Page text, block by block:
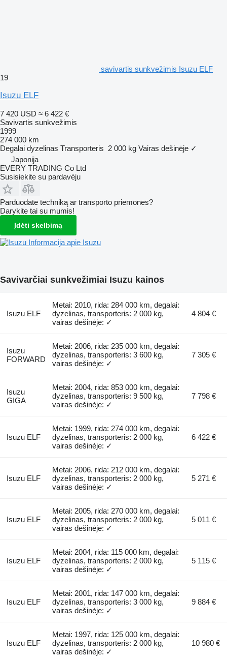
savivartis sunkvežimis Isuzu ELF
19
Isuzu ELF
7 420 USD ≈ 6 422 €
Savivartis sunkvežimis
1999
274 000 km
Degalai dyzelinas Transporteris 2 000 kg Vairas dešinėje ✓
Japonija
EVERY TRADING Co Ltd
Susisiekite su pardavėju
Parduodate techniką ar transporto priemones?
Darykite tai su mumis!
Įdėti skelbimą
Informacija apie Isuzu
Savivarčiai sunkvežimiai Isuzu kainos
Isuzu ELF
Metai: 2010, rida: 284 000 km, degalai:
dyzelinas, transporteris: 2 000 kg,
vairas dešinėje: ✓
4 804 €
Isuzu
FORWARD
Metai: 2006, rida: 235 000 km, degalai:
dyzelinas, transporteris: 3 600 kg,
vairas dešinėje: ✓
7 305 €
Isuzu
GIGA
Metai: 2004, rida: 853 000 km, degalai:
dyzelinas, transporteris: 9 500 kg,
vairas dešinėje: ✓
7 798 €
Isuzu ELF
Metai: 1999, rida: 274 000 km, degalai:
dyzelinas, transporteris: 2 000 kg,
vairas dešinėje: ✓
6 422 €
Isuzu ELF
Metai: 2006, rida: 212 000 km, degalai:
dyzelinas, transporteris: 2 000 kg,
vairas dešinėje: ✓
5 271 €
Isuzu ELF
Metai: 2005, rida: 270 000 km, degalai:
dyzelinas, transporteris: 2 000 kg,
vairas dešinėje: ✓
5 011 €
Isuzu ELF
Metai: 2004, rida: 115 000 km, degalai:
dyzelinas, transporteris: 2 000 kg,
vairas dešinėje: ✓
5 115 €
Isuzu ELF
Metai: 2001, rida: 147 000 km, degalai:
dyzelinas, transporteris: 3 000 kg,
vairas dešinėje: ✓
9 884 €
Isuzu ELF
Metai: 1997, rida: 125 000 km, degalai:
dyzelinas, transporteris: 2 000 kg,
vairas dešinėje: ✓
10 980 €